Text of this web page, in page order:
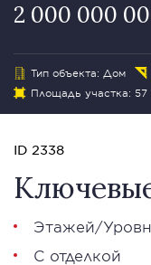
2 000 000
Тип объекта: Дом
Площадь участка: 57
ID 2338
Этажей/
С отделкой